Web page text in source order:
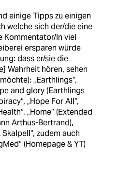
einige Tipps zu einigen
welche sich der/die eine
Kommentator/In viel
ersparen würde
dass er/sie die
Wahrheit hören, sehen
„Earthlings“,
and glory (Earthlings
„Hope For All“,
„Home“ (Extended
Arthus-Bertrand),
zudem auch
(Homepage & YT)